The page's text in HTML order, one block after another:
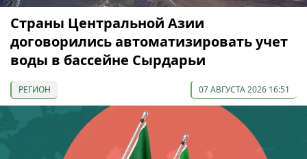
Страны Центральной Азии
договорились автоматизировать учет
воды в бассейне Сырдарьи
РЕГИОН 07 АВГУСТА 2026 16:51